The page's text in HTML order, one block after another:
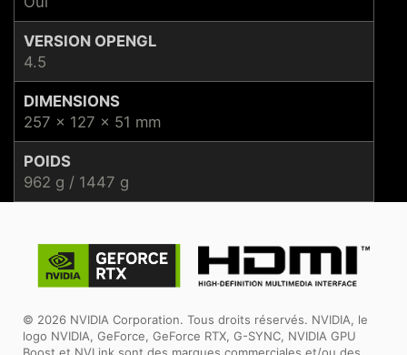
VERSION OPENGL
4.5
DIMENSIONS
257 x 127 x 51 mm
POIDS
962 g / 1447 g
© 2026 NVIDIA Corporation. Tous droits réservés. NVIDIA, le
logo NVIDIA, GeForce, GeForce RTX, G-SYNC, NVIDIA GPU
Boost et NVLink sont des marques commerciales et/ou des